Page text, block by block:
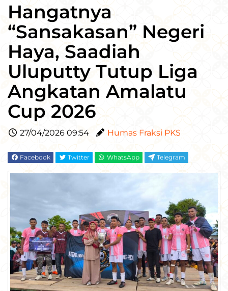
Hangatnya
“Sansakasan” Negeri
Haya, Saadiah
Uluputty Tutup Liga
Angkatan Amalatu
Cup 2026
27/04/2026 09:54 Humas Fraksi PKS
Facebook Twitter WhatsApp Telegram